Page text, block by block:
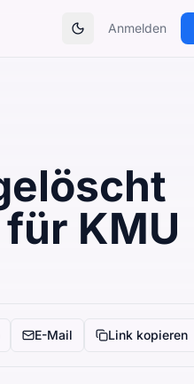
Theme umschalten
Anmelden
KMU
E-Mail Link kopieren